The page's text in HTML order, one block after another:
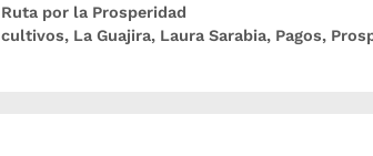
Ruta por la Prosperidad
cultivos, La Guajira, Laura Sarabia, Pagos,